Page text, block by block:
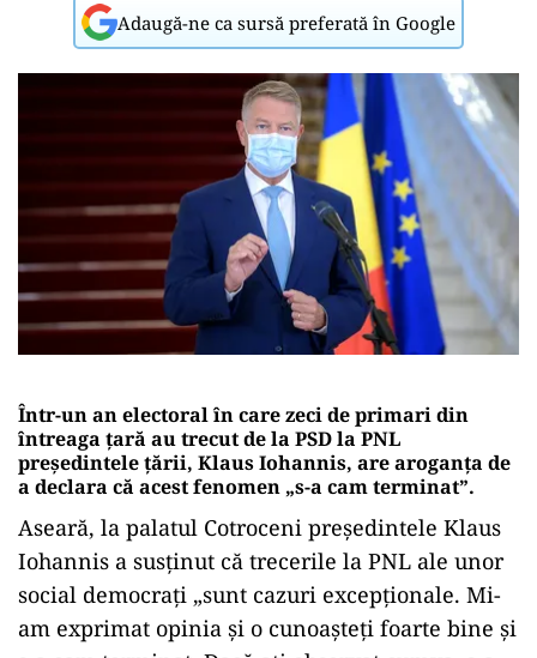
Adaugă-ne ca sursă preferată în Google
Într-un an electoral în care zeci de primari din
întreaga țară au trecut de la PSD la PNL
președintele țării, Klaus Iohannis, are aroganța de
a declara că acest fenomen „s-a cam terminat”.
Aseară, la palatul Cotroceni președintele Klaus
Iohannis a susținut că trecerile la PNL ale unor
social democraţi „sunt cazuri excepţionale. Mi-
am exprimat opinia şi o cunoaşteţi foarte bine şi